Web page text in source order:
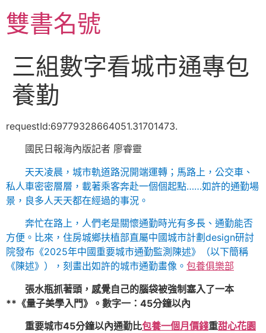
至
主雙書名號
三組數字看城市通專包
養勤
requestId:69779328664051.31701473.
國民日報海內版記者 廖睿靈
天天凌晨，城市軌道路況開端運轉；馬路上，公交車、
私人車密密層層，載著乘客奔赴一個個起點……如許的通勤場
景，良多人天天都在經過的事況。
奔忙在路上，人們老是關懷通勤時光有多長、通勤能否
方便。比來，住房城鄉扶植部直屬中國城市計劃design研討
院發布《2025年中國重要城市通勤監測陳述》（以下簡稱
《陳述》），刻畫出如許的城市通勤畫像。 包養俱樂部
張水瓶抓著頭，感覺自己的腦袋被強制塞入了一本
**《量子美學入門》。數字一：45分鐘以內
重要城市45分鐘以內通勤比包養一個月價錢重甜心花園